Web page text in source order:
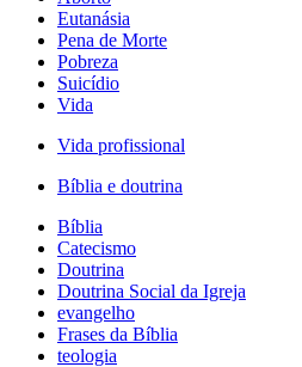
Eutanásia
Pena de Morte
Pobreza
Suicídio
Vida
Vida profissional
Bíblia e doutrina
Bíblia
Catecismo
Doutrina
Doutrina Social da Igreja
evangelho
Frases da Bíblia
teologia